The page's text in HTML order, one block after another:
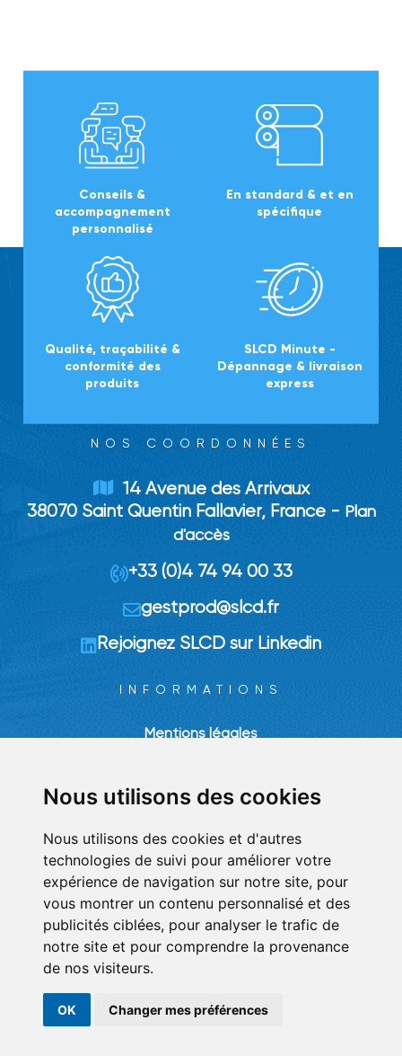
Nous utilisons des cookies
Nous utilisons des cookies et d'autres
technologies de suivi pour améliorer votre
expérience de navigation sur notre site, pour
vous montrer un contenu personnalisé et des
publicités ciblées, pour analyser le trafic de
notre site et pour comprendre la provenance
de nos visiteurs.
OK Changer mes préférences
Conseils &
accompagnement
personnalisé
En standard & et en
spécifique
Qualité, traçabilité &
conformité des
produits
SLCD Minute -
Dépannage & livraison
express
© 2026. Tous droits réservés.
INFORMATIONS
Mentions légales
Partenaire officiel du FCVB
Football Club Villefranche Beaujolais
NOS COORDONNÉES
14 Avenue des Arrivaux
38070 Saint Quentin Fallavier, France - Plan
d'accès
+33 (0)4 74 94 00 33
gestprod@slcd.fr
Rejoignez SLCD sur Linkedin